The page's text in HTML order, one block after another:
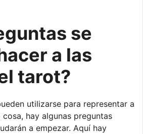
se
a las
tarot?
utilizarse para representar a
hay algunas preguntas
a empezar. Aquí hay